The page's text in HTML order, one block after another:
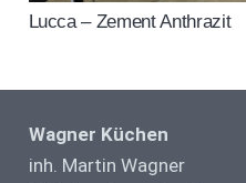
Lucca – Zement Anthrazit
Wagner Küchen
inh. Martin Wagner